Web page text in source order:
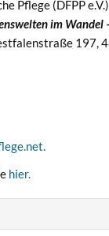
Pflege (DFPP
im Wandel
197,
hier.